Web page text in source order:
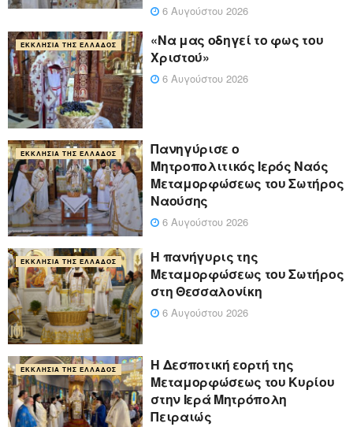
6 Αυγούστου 2026
ΕΚΚΛΗΣΊΑ ΤΗΣ ΕΛΛΆΔΟΣ
«Να μας οδηγεί το φως του
Χριστού»
6 Αυγούστου 2026
ΕΚΚΛΗΣΊΑ ΤΗΣ ΕΛΛΆΔΟΣ
Πανηγύρισε ο
Μητροπολιτικός Ιερός Ναός
Μεταμορφώσεως του Σωτήρος
Ναούσης
6 Αυγούστου 2026
ΕΚΚΛΗΣΊΑ ΤΗΣ ΕΛΛΆΔΟΣ
Η πανήγυρις της
Μεταμορφώσεως του Σωτήρος
στη Θεσσαλονίκη
6 Αυγούστου 2026
ΕΚΚΛΗΣΊΑ ΤΗΣ ΕΛΛΆΔΟΣ
Η Δεσποτική εορτή της
Μεταμορφώσεως του Κυρίου
στην Ιερά Μητρόπολη
Πειραιώς